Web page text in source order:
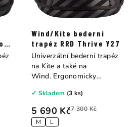
Wind/Kite bederní
trapéz RRD Thrive Y27
5 690 Kč7 300 Kč
M L
✓ Skladem (3 ks)
Univerzální bederní trapéz
na Kite a také na
Wind. Ergonomicky